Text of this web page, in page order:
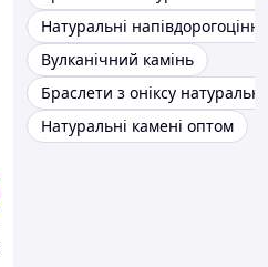
Натуральні
Вулканічний камінь
Браслети з оніксу
Натуральні камені оптом